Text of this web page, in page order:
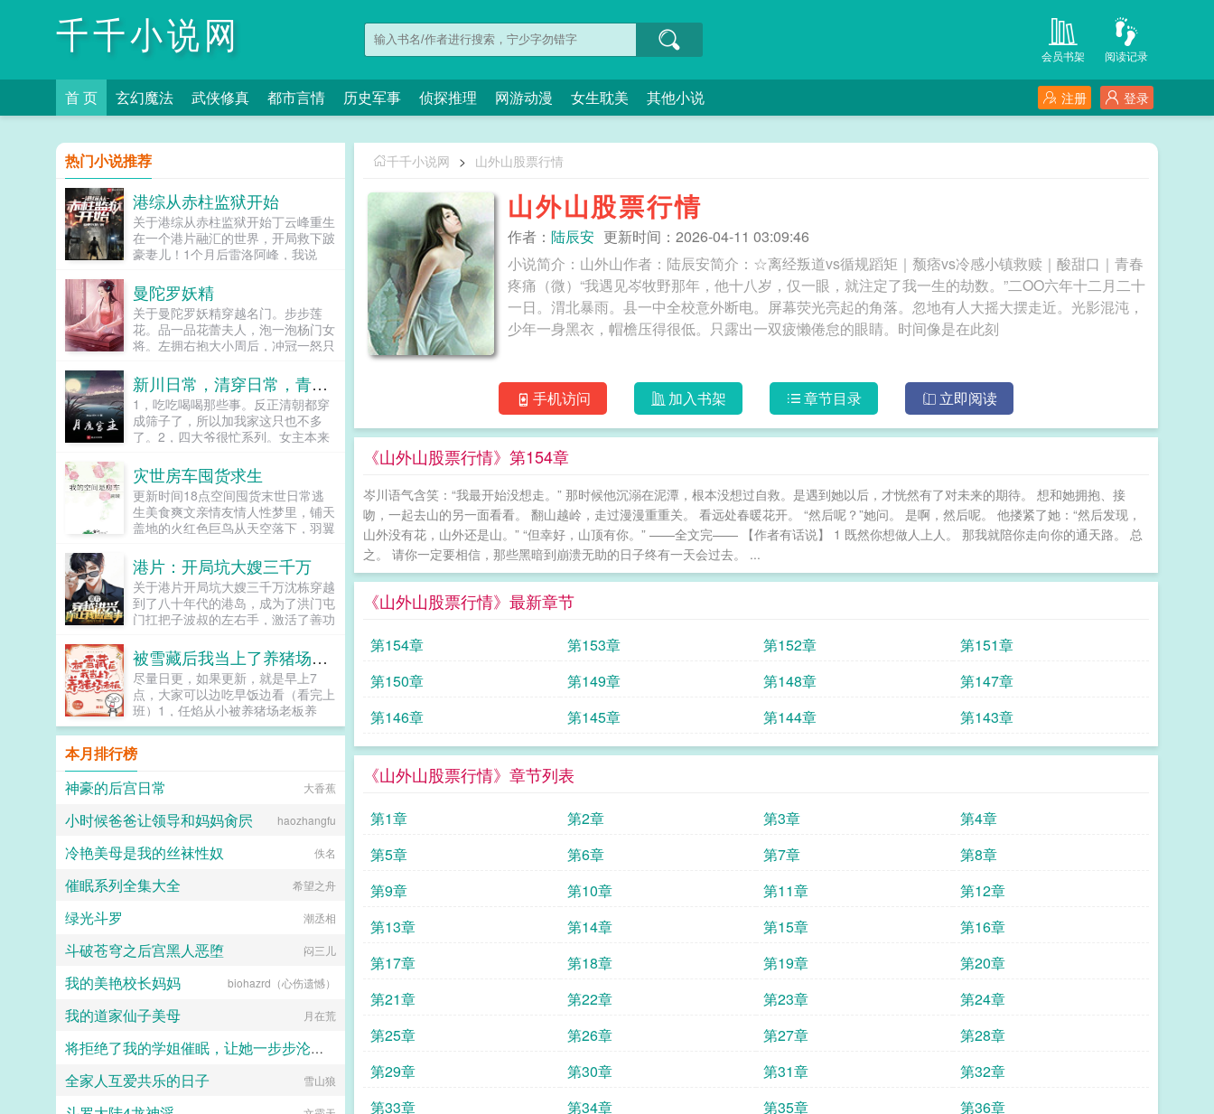
千千小说网 阅读记录
会员书架
首 页 玄幻魔法 武侠修真 都市言情 历史军事 侦探推理 网游动漫 女生耽美 其他小说 登录
注册
千千小说网 > 山外山股票行情
山外山股票行情
作者： 陆辰安 更新时间：2026-04-11 03:09:46
小说简介：山外山作者：陆辰安简介：☆离经叛道vs循规蹈矩｜颓痞vs冷感小镇救赎｜酸甜口｜青春
疼痛（微）“我遇见岑牧野那年，他十八岁，仅一眼，就注定了我一生的劫数。”二OO六年十二月二十
一日。渭北暴雨。县一中全校意外断电。屏幕荧光亮起的角落。忽地有人大摇大摆走近。光影混沌，
少年一身黑衣，帽檐压得很低。只露出一双疲懒倦怠的眼睛。时间像是在此刻
手机访问 加入书架 章节目录 立即阅读
《山外山股票行情》第154章
岑川语气含笑：“我最开始没想走。” 那时候他沉溺在泥潭，根本没想过自救。是遇到她以后，才恍然有了对未来的期待。 想和她拥抱、接
吻，一起去山的另一面看看。 翻山越岭，走过漫漫重重关。 看远处春暖花开。 “然后呢？”她问。 是啊，然后呢。 他搂紧了她：“然后发现，
山外没有花，山外还是山。” “但幸好，山顶有你。” ——全文完—— 【作者有话说】 1 既然你想做人上人。 那我就陪你走向你的通天路。 总
之。 请你一定要相信，那些黑暗到崩溃无助的日子终有一天会过去。 ...
《山外山股票行情》最新章节
第154章 第153章 第152章
第151章
第150章
第149章 第148章
第147章
第146章
第145章 第144章 第143章
《山外山股票行情》章节列表
第1章 第2章 第3章
第4章
第5章
第6章 第7章
第8章
第9章
第10章 第11章
第12章
第13章
第14章 第15章
第16章
第17章
第18章 第19章
第20章
第21章
第22章 第23章
第24章
第25章
第26章 第27章
第28章
第29章
第30章 第31章
第32章
第33章
第34章 第35章
第36章
热门小说推荐
港综从赤柱监狱开始
关于港综从赤柱监狱开始丁云峰重生
在一个港片融汇的世界，开局救下跛
豪妻儿！1个月后雷洛阿峰，我说
我想当差佬，这机会留给豪哥吧。丁
云峰遥望北方，目光十分深邃。活头
仔，有见识！明日安排你去黄竹坑受
训，半年后直接调到我手下做便衣洛
哥，你误会了，其实我是想当狱警。
哪我都想好了赤柱。几年后西贡大傻
鼓起勇气来到赤柱峰哥，我求求你放
我一马吧。我是走私汽车的！可你整
天往我的船上塞什么计算机啊，发动
茶，他甚至问我是不是在北边挂了
号，还说有爱国的路子记得带上他
呢！...
曼陀罗妖精
关于曼陀罗妖精穿越名门。步步莲
花。品一品花蕾夫人，泡一泡杨门女
将。左拥右抱大小周后，冲冠一怒只
是极品女人。上征程！...
新川日常，清穿日常，青川日常，卿卿日常
1，吃吃喝喝那些事。反正清朝都穿
成筛子了，所以加我家这只也不多
了。2，四大爷很忙系列。女主本来
到空间就犯设定狂癖，文会歪到十万
八千里外）她也可以有系统的（为了
她我...
灾世房车囤货求生
更新时间18点空间囤货末世日常逃
生美食爽文亲情友情人性梦里，铺天
盖地的火红色巨鸟从天空落下，羽翼
界。僵硬可怖的走尸从建筑废墟里涌
出黄色飞沙弥漫了整片天空...
港片：开局坑大嫂三千万
关于港片开局坑大嫂三千万沈栋穿越
到了八十年代的港岛，成为了洪门屯
门扛把子波叔的左右手，激活了善功
头目，你竟然让我去做善事，简直岂
有此理。恭喜你杀死东兴乌鸦，救活
众生，奖励善功100点。恭喜你率领
小弟做起了正当生意，奖励善功500
点。恭喜你资助福利院五百万，奖励
善功5000点。在发现善功能够用来
兑换各种东西后，沈栋彻底爱上了做
善事。黄志诚一千万善款？你确定捐
款人是洪兴的扛把子？李文彬很难相
信这个与孩子们玩在一起的人是个江
湖大佬。陆启昌沈栋有慈善护体，我
们动不了他。我是洪兴扛把子沈栋，
一不留神，从一个古惑仔变成了港岛
最有名的大富豪和大慈善家。...
被雪藏后我当上了养猪场老板
尽量日更，如果更新，就是早上7
点，大家可以边吃早饭边看（看完上
班）1，任焰从小被养猪场老板养
大，因老板突然离世养猪场陷入危
机，为了养家任焰不得不走上打工人
道路结果出道爆火。他以为这辈子不
到三四十岁...
本月排行榜
神豪的后宫日常
大香蕉
小时候爸爸让领导和妈妈肏屄 haozhangfu
冷艳美母是我的丝袜性奴 佚名
催眠系列全集大全 希望之舟
绿光斗罗 潮丞相
斗破苍穹之后宫黑人恶堕 闷三儿
我的美艳校长妈妈 biohazrd（心伤遗憾）
我的道家仙子美母 月在荒
将拒绝了我的学姐催眠，让她一步步沦陷为我的母狗（把背叛自己的学姐变成对自己忠心耿耿的母狗）
jiuliang
全家人互爱共乐的日子 雪山狼